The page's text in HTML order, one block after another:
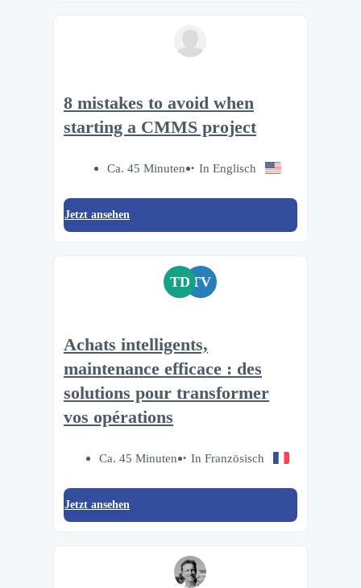
8 mistakes to avoid when
starting a CMMS project
Ca. 45 Minuten In Englisch
Jetzt ansehen
TD TV
Achats intelligents,
maintenance efficace : des
solutions pour transformer
vos opérations
Ca. 45 Minuten In Französisch
Jetzt ansehen